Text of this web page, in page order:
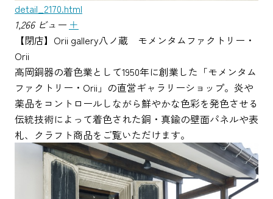
detail_2170.html
1,266 ビュー ＋
【閉店】Orii gallery八ノ蔵 モメンタムファクトリー・
Orii
高岡銅器の着色業として1950年に創業した「モメンタム
ファクトリー・Orii」の直営ギャラリーショップ。炎や
薬品をコントロールしながら鮮やかな色彩を発色させる
伝統技術によって着色された銅・真鍮の壁面パネルや表
札、クラフト商品をご覧いただけます。